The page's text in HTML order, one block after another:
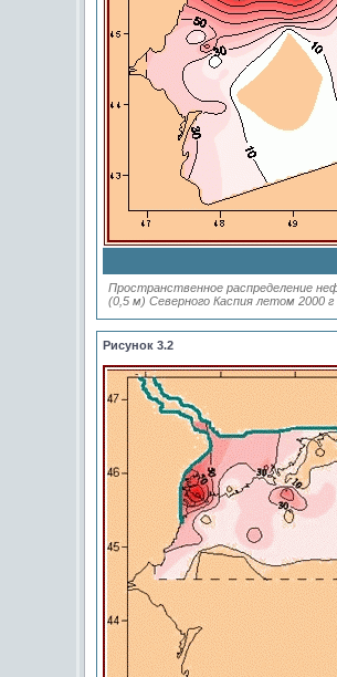
Пространственное распределение
(0,5 м) Северного Каспия летом 2000 г
Рисунок 3.2